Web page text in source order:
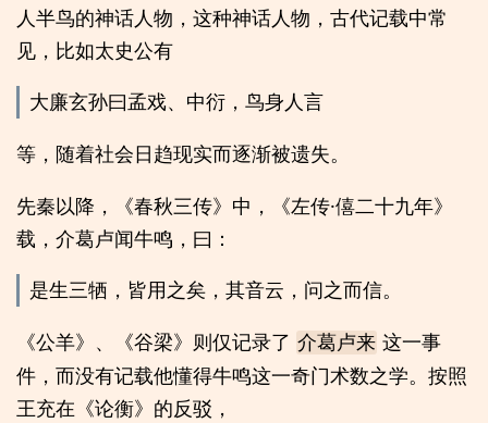
人半鸟的神话人物，这种神话人物，古代记载中常
见，比如太史公有
大廉玄孙曰孟戏、中衍，鸟身人言
等，随着社会日趋现实而逐渐被遗失。
先秦以降，《春秋三传》中，《左传·僖二十九年》
载，介葛卢闻牛鸣，曰：
是生三牺，皆用之矣，其音云，问之而信。
《公羊》、《谷梁》则仅记录了 介葛卢来 这一事
件，而没有记载他懂得牛鸣这一奇门术数之学。按照
王充在《论衡》的反驳，